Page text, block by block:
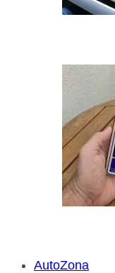
AutoZona